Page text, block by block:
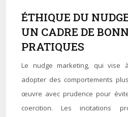
ÉTHIQUE DU
UN CADRE DE
PRATIQUES
Le nudge marketing, qui vise
adopter des comportements
œuvre avec prudence pour
coercition. Les incitations